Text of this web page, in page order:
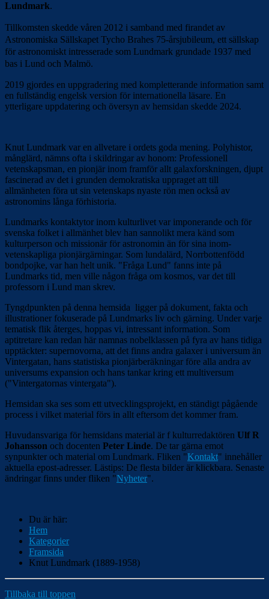
Lundmark.
Tillkomsten skedde våren 2012 i samband med firandet av
Astronomiska Sällskapet Tycho Brahes 75-årsjubileum, ett sällskap
för astronomiskt intresserade som Lundmark grundade 1937 med
bas i Lund och Malmö.
2019 gjordes en uppgradering med kompletterande information samt
en fullständig engelsk version för internationella läsare. En
ytterligare uppdatering och översyn av hemsidan skedde 2024.
Knut Lundmark var en allvetare i ordets goda mening. Polyhistor,
månglärd, nämns ofta i skildringar av honom: Professionell
vetenskapsman, en pionjär inom framför allt galaxforskningen, djupt
fascinerad av det i grunden demokratiska uppraget att till
allmänheten föra ut sin vetenskaps nyaste rön men också av
astronomins långa förhistoria.
Lundmarks kontaktytor inom kulturlivet var imponerande och för
svenska folket i allmänhet blev han sannolikt mera känd som
kulturperson och missionär för astronomin än för sina inom­
vetenskapliga pionjärgärningar. Som lundalärd, Norrbottenfödd
bondpojke, var han helt unik. "Fråga Lund" fanns inte på
Lundmarks tid, men ville någon fråga om kosmos, var det till
professorn i Lund man skrev.
Tyngdpunkten på denna hemsida ligger på dokument, fakta och
illustrationer fokuserade på Lundmarks liv och gärning. Under varje
tematisk flik återges, hoppas vi, intressant information. Som
aptitretare kan redan här namnas nobelklassen på fyra av hans tidiga
upptäckter: supernovorna, att det finns andra galaxer i universum än
Vintergatan, hans statistiska pionjärberäkningar före alla andra av
universums expansion och hans tankar kring ett multiversum
("Vintergatornas vintergata").
Hemsidan ska ses som ett utvecklingsprojekt, en ständigt pågående
process i vilket material förs in allt eftersom det kommer fram.
Huvudansvariga för hemsidans material är f kulturredaktören Ulf R
Johansson och docenten Peter Linde. De tar gärna emot
synpunkter och material om Lundmark. Fliken "Kontakt" innehåller
aktuella epost-adresser. Lästips: De flesta bilder är klickbara. Senaste
ändringar finns under fliken "Nyheter".
Du är här:
Hem
Kategorier
Framsida
Knut Lundmark (1889-1958)
Tillbaka till toppen